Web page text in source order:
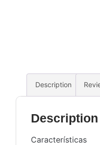
Description
Description
Características